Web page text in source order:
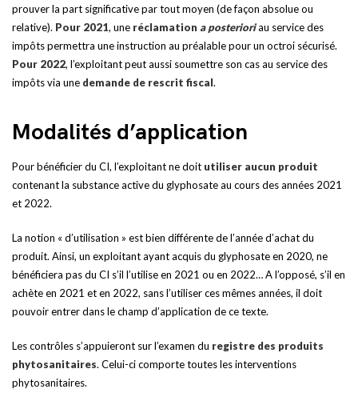
prouver la part significative par tout moyen (de façon absolue ou
relative). Pour 2021, une réclamation a posterioriau service des
impôts permettra une instruction au préalable pour un octroi sécurisé.
Pour 2022, l’exploitant peut aussi soumettre son cas au service des
impôts via une demande de rescrit fiscal.
Modalités d’application
Pour bénéficier du CI, l’exploitant ne doit utiliser aucun produit
contenant la substance active du glyphosate au cours des années 2021
et 2022.
La notion « d’utilisation » est bien différente de l’année d’achat du
produit. Ainsi, un exploitant ayant acquis du glyphosate en 2020, ne
bénéficiera pas du CI s’il l’utilise en 2021 ou en 2022… A l’opposé, s’il en
achète en 2021 et en 2022, sans l’utiliser ces mêmes années, il doit
pouvoir entrer dans le champ d’application de ce texte.
Les contrôles s’appuieront sur l’examen du registre des produits
phytosanitaires. Celui-ci comporte toutes les interventions
phytosanitaires.